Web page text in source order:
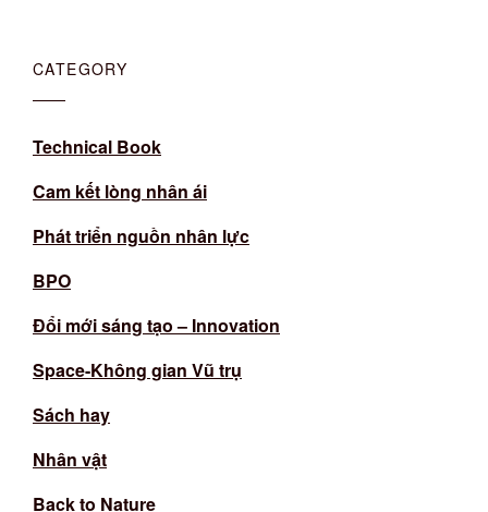
CATEGORY
Technical Book
Cam kết lòng nhân ái
Phát triển nguồn nhân lực
BPO
Đổi mới sáng tạo – Innovation
Space-Không gian Vũ trụ
Sách hay
Nhân vật
Back to Nature